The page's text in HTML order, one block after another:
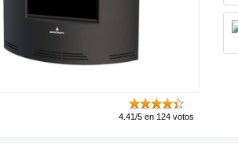
4.41/5 en 124 votos